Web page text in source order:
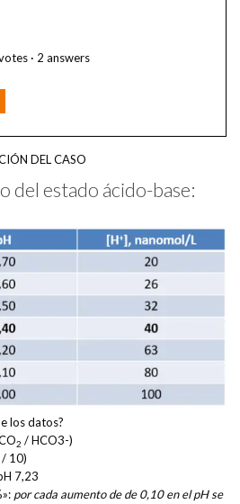
· 2 answers
DEL CASO
del estado ácido-base:
los datos?
2 / HCO3-)
10)
7,23
por cada aumento de de 0,10 en el pH se